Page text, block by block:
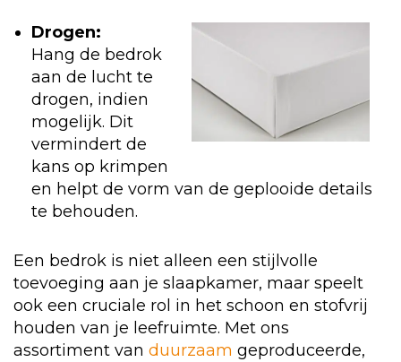
Drogen:
Hang de bedrok
aan de lucht te
drogen, indien
mogelijk. Dit
vermindert de
kans op krimpen
en helpt de vorm van de geplooide details
te behouden.
Een bedrok is niet alleen een stijlvolle
toevoeging aan je slaapkamer, maar speelt
ook een cruciale rol in het schoon en stofvrij
houden van je leefruimte. Met ons
assortiment van duurzaam geproduceerde,